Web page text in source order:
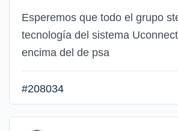
Esperemos que todo el grupo
tecnología del sistema
encima del de psa
#208034